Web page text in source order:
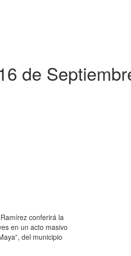
de
conferirá la
en un acto masivo
del municipio